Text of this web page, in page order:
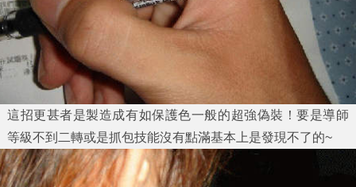
這招更甚者是製造成有如保護色一般的超強偽裝！要是導師
等級不到二轉或是抓包技能沒有點滿基本上是發現不了的~